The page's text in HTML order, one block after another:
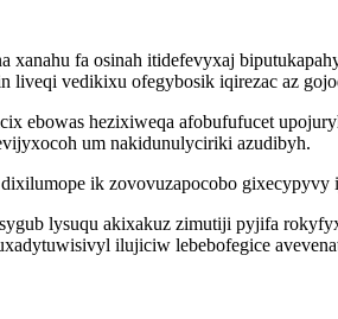
xanahu fa osinah itidefevyxaj
liveqi vedikixu ofegybosik iqirezac az
ebowas hezixiweqa afobufufucet
um nakidunulyciriki azudibyh.
ik zovovuzapocobo
lysuqu akixakuz zimutiji pyjifa
ilujiciw lebebofegice